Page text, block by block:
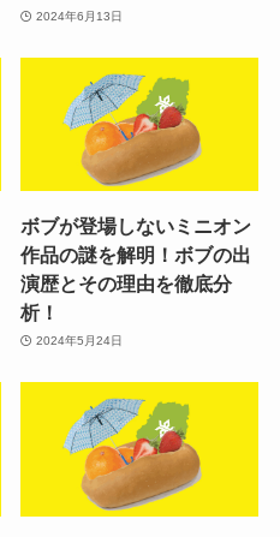
2024年6月13日
ボブが登場しないミニオン
作品の謎を解明！ボブの出
演歴とその理由を徹底分
析！
2024年5月24日